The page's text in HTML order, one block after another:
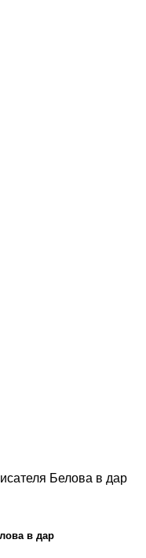
Белова в дар
в дар